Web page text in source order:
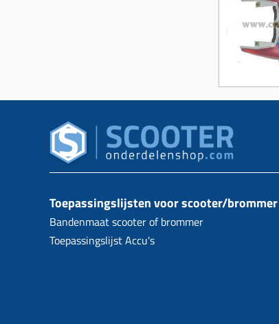
Toepassingslijsten voor scooter/brommer
Bandenmaat scooter of brommer
Toepassingslijst Accu's